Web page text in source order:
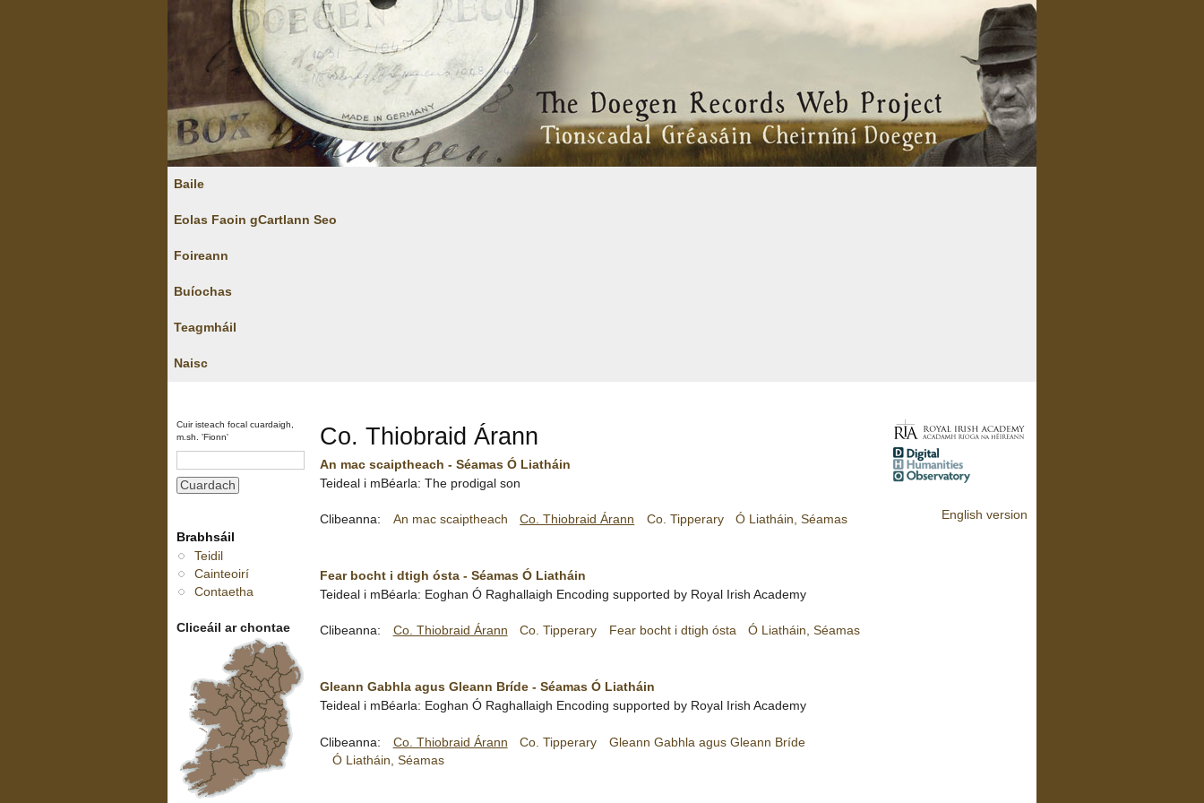
Baile
Eolas Faoin gCartlann Seo
Foireann
Buíochas
Teagmháil
Naisc
Cuir isteach focal cuardaigh,
m.sh. 'Fionn'
Brabhsáil
Teidil
Cainteoirí
Contaetha
Cliceáil ar chontae
Co. Thiobraid Árann
An mac scaiptheach - Séamas Ó Liatháin
Teideal i mBéarla: The prodigal son
Clibeanna: An mac scaiptheach Co. Thiobraid Árann Co. Tipperary Ó Liatháin, Séamas
Fear bocht i dtigh ósta - Séamas Ó Liatháin
Teideal i mBéarla: Eoghan Ó Raghallaigh Encoding supported by Royal Irish Academy
Clibeanna: Co. Thiobraid Árann Co. Tipperary Fear bocht i dtigh ósta Ó Liatháin, Séamas
Gleann Gabhla agus Gleann Bríde - Séamas Ó Liatháin
Teideal i mBéarla: Eoghan Ó Raghallaigh Encoding supported by Royal Irish Academy
Clibeanna: Co. Thiobraid Árann Co. Tipperary
Gleann Gabhla agus Gleann Bríde
Ó Liatháin, Séamas
English version